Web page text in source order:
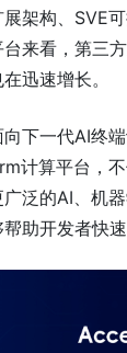
展架构、SVE
台来看，第三
迅速增长。
向下一代AI终
计算平台，
广泛的AI、机
帮助开发者快